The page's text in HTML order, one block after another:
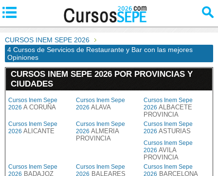
CURSOS INEM SEPE 2026
4 Cursos de Servicios de Restaurante y Bar con las mejores
Opiniones
CURSOS INEM SEPE 2026 POR PROVINCIAS Y
CIUDADES
Cursos Inem Sepe
2026 A CORUÑA
Cursos Inem Sepe
2026 ALAVA
Cursos Inem Sepe
2026 ALBACETE
PROVINCIA
Cursos Inem Sepe
2026 ALICANTE
Cursos Inem Sepe
2026 ALMERIA
PROVINCIA
Cursos Inem Sepe
2026 ASTURIAS
Cursos Inem Sepe
2026 AVILA
PROVINCIA
Cursos Inem Sepe
2026 BADAJOZ
Cursos Inem Sepe
2026 BALEARES
Cursos Inem Sepe
2026 BARCELONA